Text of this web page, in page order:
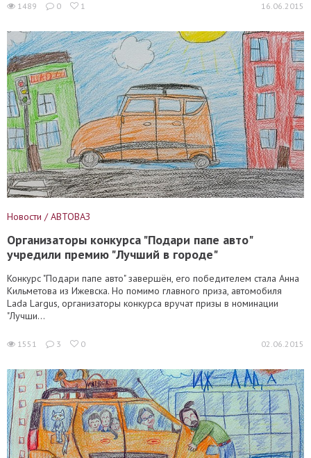
1489 0 1 16.06.2015
Новости / АВТОВАЗ
Организаторы конкурса "Подари папе авто"
учредили премию "Лучший в городе"
Конкурс "Подари папе авто" завершён, его победителем стала Анна
Кильметова из Ижевска. Но помимо главного приза, автомобиля
Lada Largus, организаторы конкурса вручат призы в номинации
"Лучши...
1551 3 0 02.06.2015